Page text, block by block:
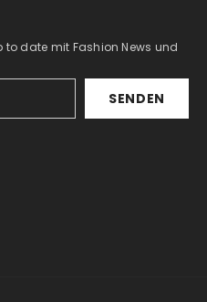
to date mit Fashion News und
SENDEN